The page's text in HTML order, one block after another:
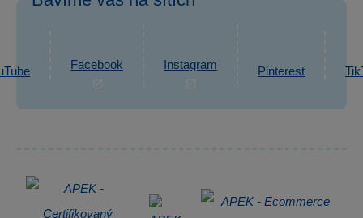
Reklamace
Informace o zpracování osobních údajů
eshop@sparkys.cz
Napsat zprávu
Facebook Instagram Pinterest